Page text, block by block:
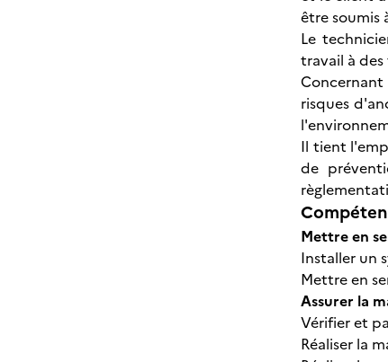
être soumis
Le
travail à
risques
Il tient
de
Mettre en
Installer un
Mettre en
Assurer la
Vérifier et
Réaliser la